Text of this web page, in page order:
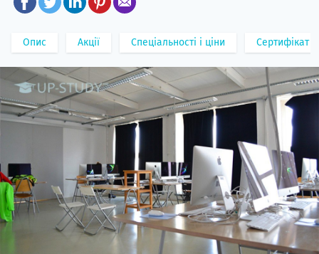
Опис Акції Спеціальності і ціни Сертифікат
20.09
"Навчання